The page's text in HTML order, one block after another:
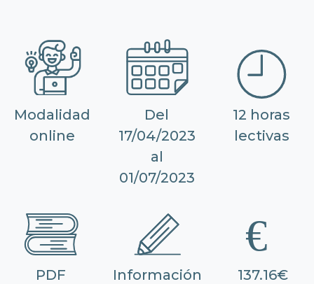
Modalidad
online
Del
17/04/2023
al
01/07/2023
12 horas
lectivas
PDF
Información
137.16€